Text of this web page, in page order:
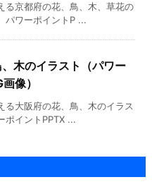
る京都府の花、鳥、木、草花の
パワーポイントP ...
木のイラスト（パワー
像）
る大阪府の花、鳥、木のイラス
ポイントPPTX ...